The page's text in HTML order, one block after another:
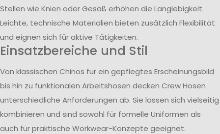
Stellen wie Knien oder Gesäß erhöhen die Langlebigkeit.
Leichte, technische Materialien bieten zusätzlich Flexibilität
und eignen sich für aktive Tätigkeiten.
Einsatzbereiche und Stil
Von klassischen Chinos für ein gepflegtes Erscheinungsbild
bis hin zu funktionalen Arbeitshosen decken Crew Hosen
unterschiedliche Anforderungen ab. Sie lassen sich vielseitig
kombinieren und sind sowohl für formelle Uniformen als
auch für praktische Workwear-Konzepte geeignet.